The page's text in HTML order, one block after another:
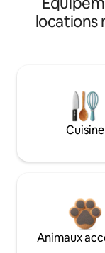
locations
Cuisine
Animaux